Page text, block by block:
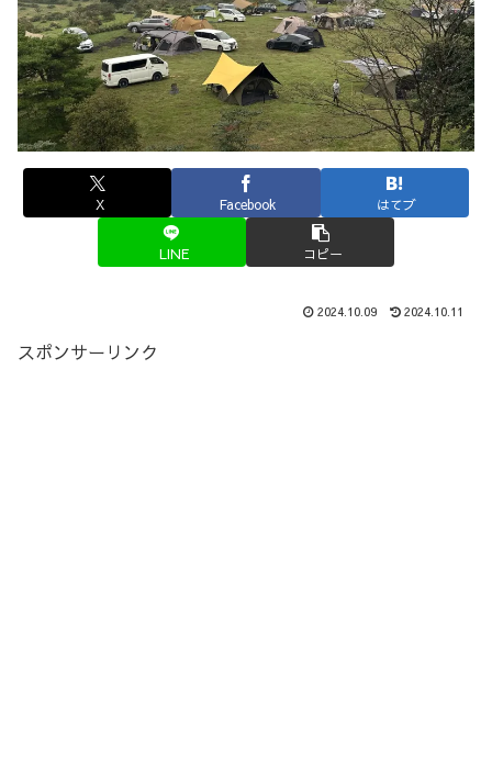
X Facebook はてブ
LINE コピー
2024.10.09 2024.10.11
スポンサーリンク